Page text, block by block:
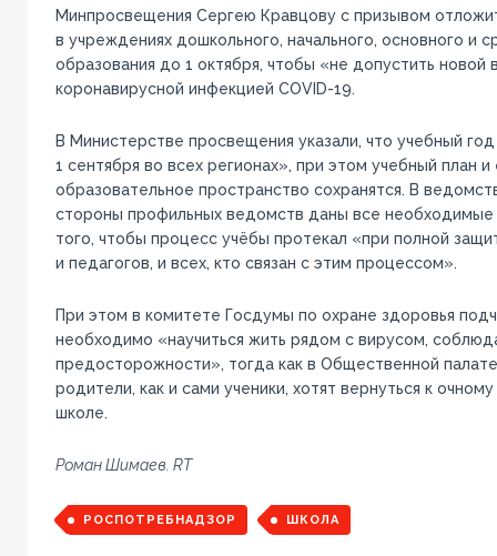
Минпросвещения Сергею Кравцову с призывом
в учреждениях дошкольного, начального, основного и
образования до 1 октября, чтобы «не допустить новой
коронавирусной инфекцией COVID-19.
В Министерстве просвещения указали, что учебный
1 сентября во всех регионах», при этом учебный план
образовательное пространство сохранятся. В
стороны профильных ведомств даны все необходимые
того, чтобы процесс учёбы протекал «при полной
и педагогов, и всех, кто связан с этим процессом».
При этом в комитете Госдумы по охране здоровья
необходимо «научиться жить рядом с вирусом,
предосторожности», тогда как в Общественной
родители, как и сами ученики, хотят вернуться к
школе.
Роман Шимаев. RT
РОСПОТРЕБНАДЗОР ШКОЛА